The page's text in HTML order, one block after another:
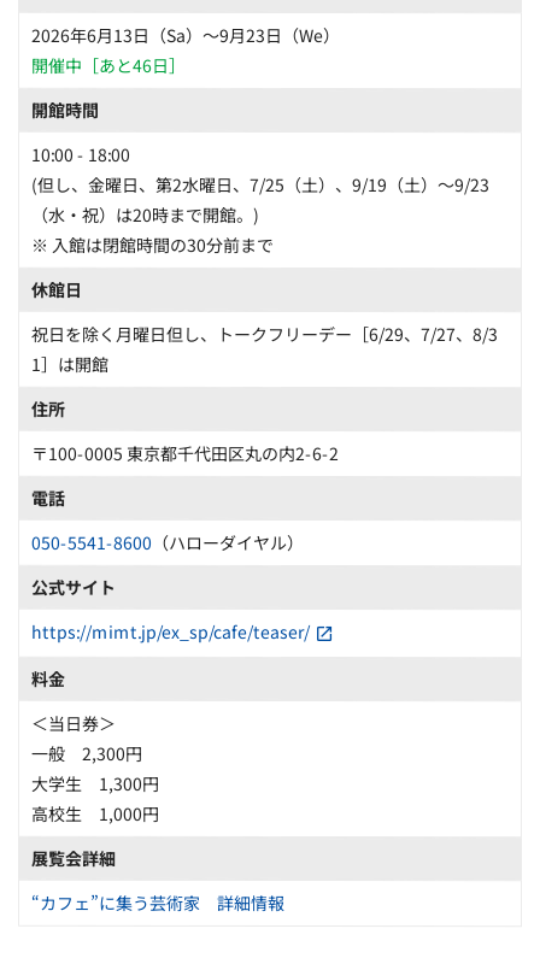
2026年6月13日（Sa）〜9月23日（We）
開催中［あと46日］
開館時間
10:00 - 18:00
(但し、金曜日、第2水曜日、7/25（土）、9/19（土）～9/23
（水・祝）は20時まで開館。)
※ 入館は閉館時間の30分前まで
休館日
祝日を除く月曜日但し、トークフリーデー［6/29、7/27、8/3
1］は開館
住所
〒100-0005 東京都千代田区丸の内2-6-2
電話
050-5541-8600 （ハローダイヤル）
公式サイト
https://mimt.jp/ex_sp/cafe/teaser/
料金
＜当日券＞
一般 2,300円
大学生 1,300円
高校生 1,000円
展覧会詳細
“カフェ”に集う芸術家 詳細情報